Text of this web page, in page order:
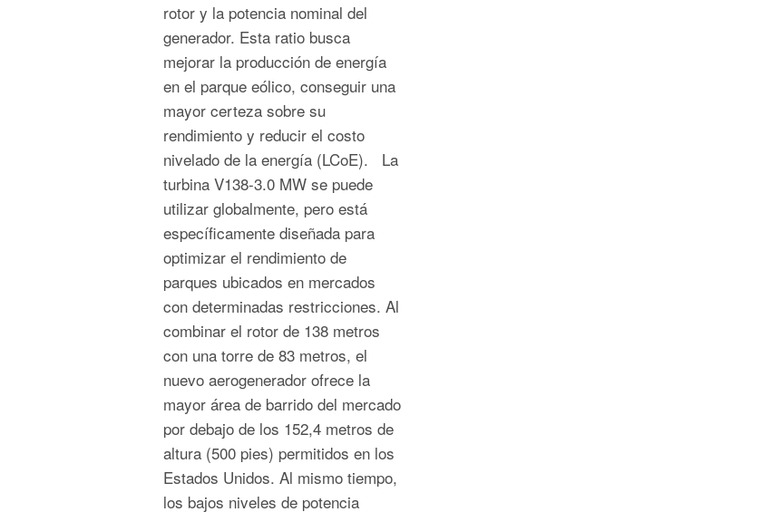
rotor y la potencia nominal del
generador. Esta ratio busca
mejorar la producción de energía
en el parque eólico, conseguir una
mayor certeza sobre su
rendimiento y reducir el costo
nivelado de la energía (LCoE). La
turbina V138-3.0 MW se puede
utilizar globalmente, pero está
específicamente diseñada para
optimizar el rendimiento de
parques ubicados en mercados
con determinadas restricciones. Al
combinar el rotor de 138 metros
con una torre de 83 metros, el
nuevo aerogenerador ofrece la
mayor área de barrido del mercado
por debajo de los 152,4 metros de
altura (500 pies) permitidos en los
Estados Unidos. Al mismo tiempo,
los bajos niveles de potencia